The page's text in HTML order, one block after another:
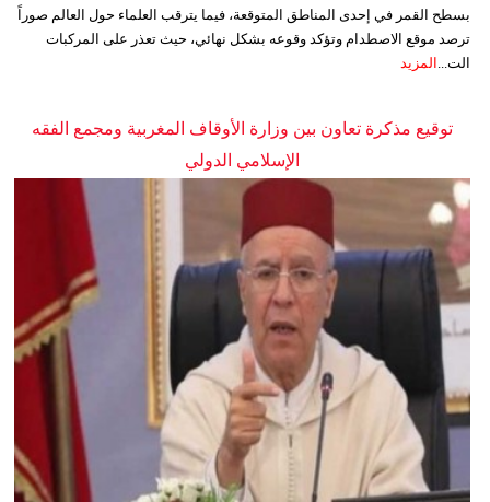
بسطح القمر في إحدى المناطق المتوقعة، فيما يترقب العلماء حول العالم صوراً
ترصد موقع الاصطدام وتؤكد وقوعه بشكل نهائي، حيث تعذر على المركبات
الت...
المزيد
توقيع مذكرة تعاون بين وزارة الأوقاف المغربية ومجمع الفقه
الإسلامي الدولي